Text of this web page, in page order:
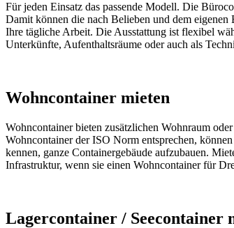
Für jeden Einsatz das passende Modell. Die
Damit können die nach Belieben und dem
Ihre tägliche Arbeit. Die Ausstattung ist flexibel
Unterkünfte, Aufenthaltsräume oder auch als
Wohncontainer mieten
Wohncontainer bieten zusätzlichen Wohnraum
Wohncontainer der ISO Norm entsprechen,
kennen, ganze Containergebäude aufzubauen.
Infrastruktur, wenn sie einen Wohncontainer für
Lagercontainer / Seecontainer